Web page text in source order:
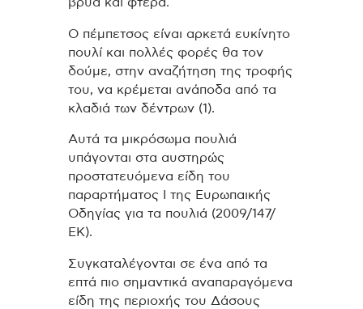
Ο πέμπετσος είναι αρκετά ευκίνητο
πουλί και πολλές φορές θα τον
δούμε, στην αναζήτηση της τροφής
του, να κρέμεται ανάποδα από τα
κλαδιά των δέντρων (1).
Αυτά τα μικρόσωμα πουλιά
υπάγονται στα αυστηρώς
προστατευόμενα είδη του
παραρτήματος I της Ευρωπαικής
Οδηγίας για τα πουλιά (2009/147/
ΕΚ).
Συγκαταλέγονται σε ένα από τα
επτά πιο σημαντικά αναπαραγόμενα
είδη της περιοχής του Δάσους